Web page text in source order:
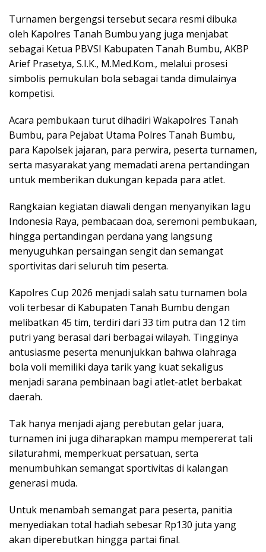
Turnamen bergengsi tersebut secara resmi dibuka
oleh Kapolres Tanah Bumbu yang juga menjabat
sebagai Ketua PBVSI Kabupaten Tanah Bumbu, AKBP
Arief Prasetya, S.I.K., M.Med.Kom., melalui prosesi
simbolis pemukulan bola sebagai tanda dimulainya
kompetisi.
Acara pembukaan turut dihadiri Wakapolres Tanah
Bumbu, para Pejabat Utama Polres Tanah Bumbu,
para Kapolsek jajaran, para perwira, peserta turnamen,
serta masyarakat yang memadati arena pertandingan
untuk memberikan dukungan kepada para atlet.
Rangkaian kegiatan diawali dengan menyanyikan lagu
Indonesia Raya, pembacaan doa, seremoni pembukaan,
hingga pertandingan perdana yang langsung
menyuguhkan persaingan sengit dan semangat
sportivitas dari seluruh tim peserta.
Kapolres Cup 2026 menjadi salah satu turnamen bola
voli terbesar di Kabupaten Tanah Bumbu dengan
melibatkan 45 tim, terdiri dari 33 tim putra dan 12 tim
putri yang berasal dari berbagai wilayah. Tingginya
antusiasme peserta menunjukkan bahwa olahraga
bola voli memiliki daya tarik yang kuat sekaligus
menjadi sarana pembinaan bagi atlet-atlet berbakat
daerah.
Tak hanya menjadi ajang perebutan gelar juara,
turnamen ini juga diharapkan mampu mempererat tali
silaturahmi, memperkuat persatuan, serta
menumbuhkan semangat sportivitas di kalangan
generasi muda.
Untuk menambah semangat para peserta, panitia
menyediakan total hadiah sebesar Rp130 juta yang
akan diperebutkan hingga partai final.